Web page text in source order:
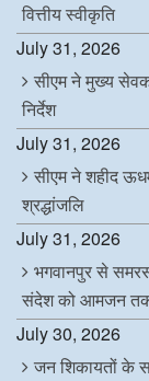
वित्तीय स्वीकृति
July 31, 2026
सीएम ने मुख्य
निर्देश
July 31, 2026
सीएम ने शहीद
श्रद्धांजलि
July 31, 2026
भगवानपुर से
संदेश को आमजन तक
July 30, 2026
जन शिकायतों के